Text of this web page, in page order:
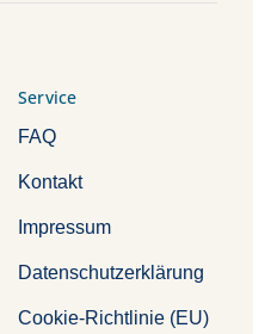
Service
FAQ
Kontakt
Impressum
Datenschutzerklärung
Cookie-Richtlinie (EU)